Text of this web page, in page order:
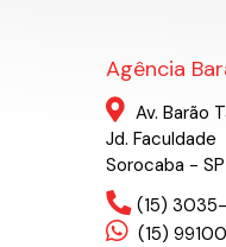
Agência
Av. Barão
Jd. Faculdade
Sorocaba -
(15)
(15)